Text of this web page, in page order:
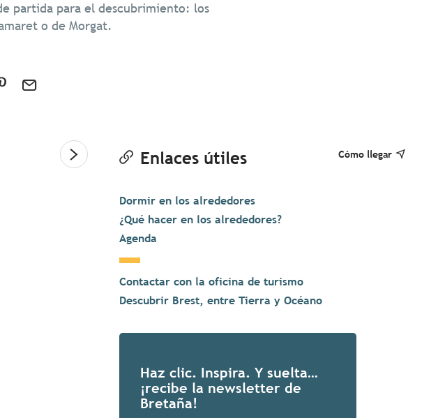
Cómo llegar
partida para el descubrimiento: los
o de Morgat.
Enlaces útiles
Dormir en los alrededores
¿Qué hacer en los alrededores?
Agenda
Contactar con la oficina de turismo
Descubrir Brest, entre Tierra y Océano
Haz clic. Inspira. Y suelta…
¡recibe la newsletter de
Bretaña!